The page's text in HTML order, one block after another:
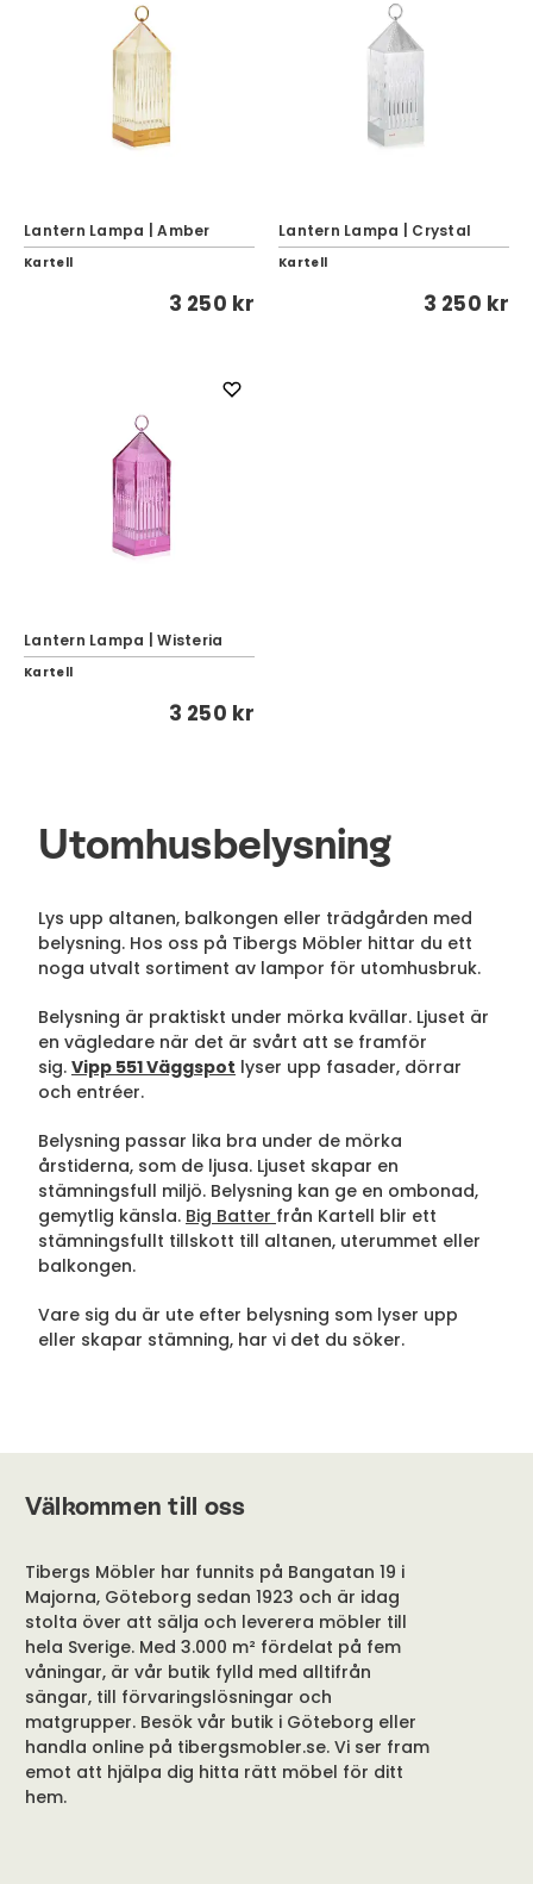
Lantern Lampa | Amber
Kartell
3 250 kr
Lantern Lampa | Crystal
Kartell
3 250 kr
Lantern Lampa | Wisteria
Kartell
3 250 kr
Utomhusbelysning
Lys upp altanen, balkongen eller trädgården med
belysning. Hos oss på Tibergs Möbler hittar du ett
noga utvalt sortiment av lampor för utomhusbruk.
Belysning är praktiskt under mörka kvällar. Ljuset är
en vägledare när det är svårt att se framför
sig. Vipp 551 Väggspot lyser upp fasader, dörrar
och entréer.
Belysning passar lika bra under de mörka
årstiderna, som de ljusa. Ljuset skapar en
stämningsfull miljö. Belysning kan ge en ombonad,
gemytlig känsla. Big Batter från Kartell blir ett
stämningsfullt tillskott till altanen, uterummet eller
balkongen.
Vare sig du är ute efter belysning som lyser upp
eller skapar stämning, har vi det du söker.
Välkommen till oss
Tibergs Möbler har funnits på Bangatan 19 i
Majorna, Göteborg sedan 1923 och är idag
stolta över att sälja och leverera möbler till
hela Sverige. Med 3.000 m² fördelat på fem
våningar, är vår butik fylld med alltifrån
sängar, till förvaringslösningar och
matgrupper. Besök vår butik i Göteborg eller
handla online på tibergsmobler.se. Vi ser fram
emot att hjälpa dig hitta rätt möbel för ditt
hem.